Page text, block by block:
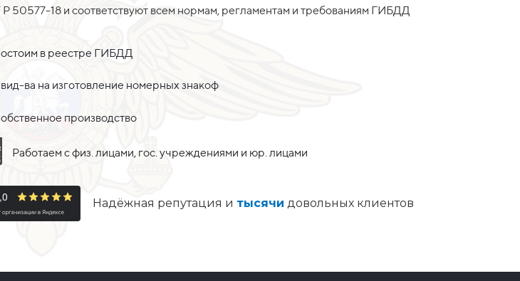
50577-18 и соответствуют всем нормам, регламентам и требованиям ГИБДД
в реестре ГИБДД
ва на изготовление номерных знакоф
производство
Работаем с физ. лицами, гос. учреждениями и юр. лицами
Надёжная репутация и тысячи довольных клиентов